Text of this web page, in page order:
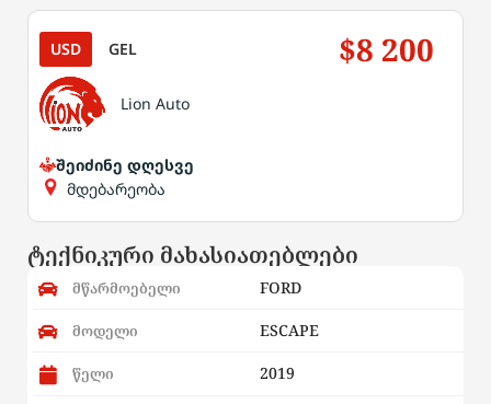
USD GEL $8 200
Lion Auto
შეიძინე დღესვე
მდებარეობა
ტექნიკური მახასიათებლები
მწარმოებელი FORD
მოდელი ESCAPE
წელი 2019